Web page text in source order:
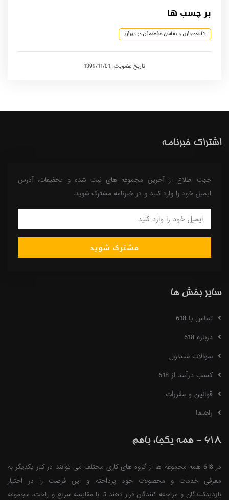
بر چسب ها
کاغذدیواری و نقاشی ساختمان در تهران
تاریخ عضویت: 1399/11/01
اشتراک خبرنامه
جهت اطلاع از آخرین مجموعه های ثبت شده و تخفیفات، آدرس
ایمیل خود را وارد کنید و در خبرنامه مشترک شوید.
مشترک شوید
سایر بخش ها
تماس با 618
درباره 618
سوالات متداول
کسب درآمد از 618
قوانین و مقررات
راهنما
618 - همه یکجا، باهم
در 618 همه مجموعه ها از گروه های کاری مختلف می توانند در کنار یکدیگر به
معرفی خدمات و محصولات خود پرداخته و این فرصت را در اختیار
بازدیدکنندگان و مراجعه کنندگان قرار دهند تا با مقایسه سریع و راحت، مجموعه